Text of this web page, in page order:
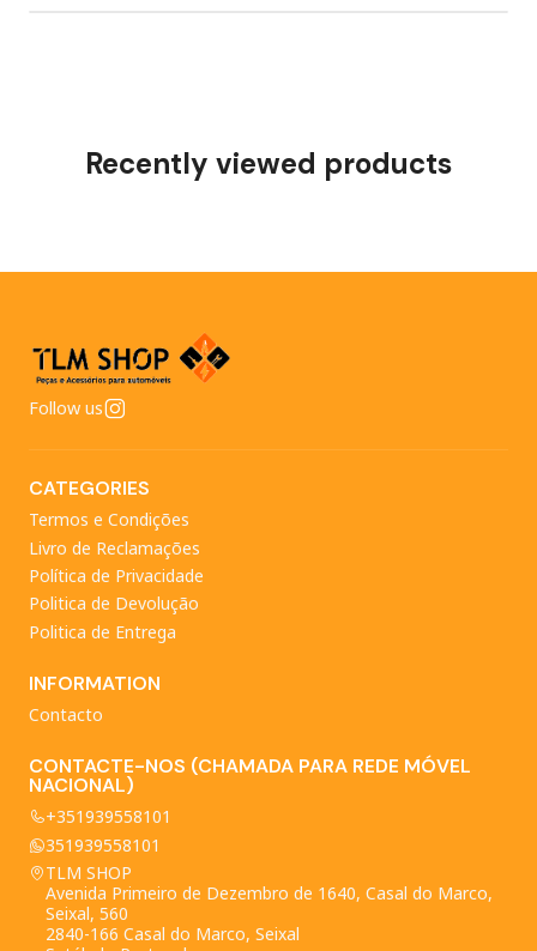
Recently viewed products
Follow us
CATEGORIES
Termos e Condições
Livro de Reclamações
Política de Privacidade
Politica de Devolução
Politica de Entrega
INFORMATION
Contacto
CONTACTE-NOS (CHAMADA PARA REDE MÓVEL
NACIONAL)
+351939558101
351939558101
TLM SHOP
Avenida Primeiro de Dezembro de 1640, Casal do Marco,
Seixal, 560
2840-166 Casal do Marco, Seixal